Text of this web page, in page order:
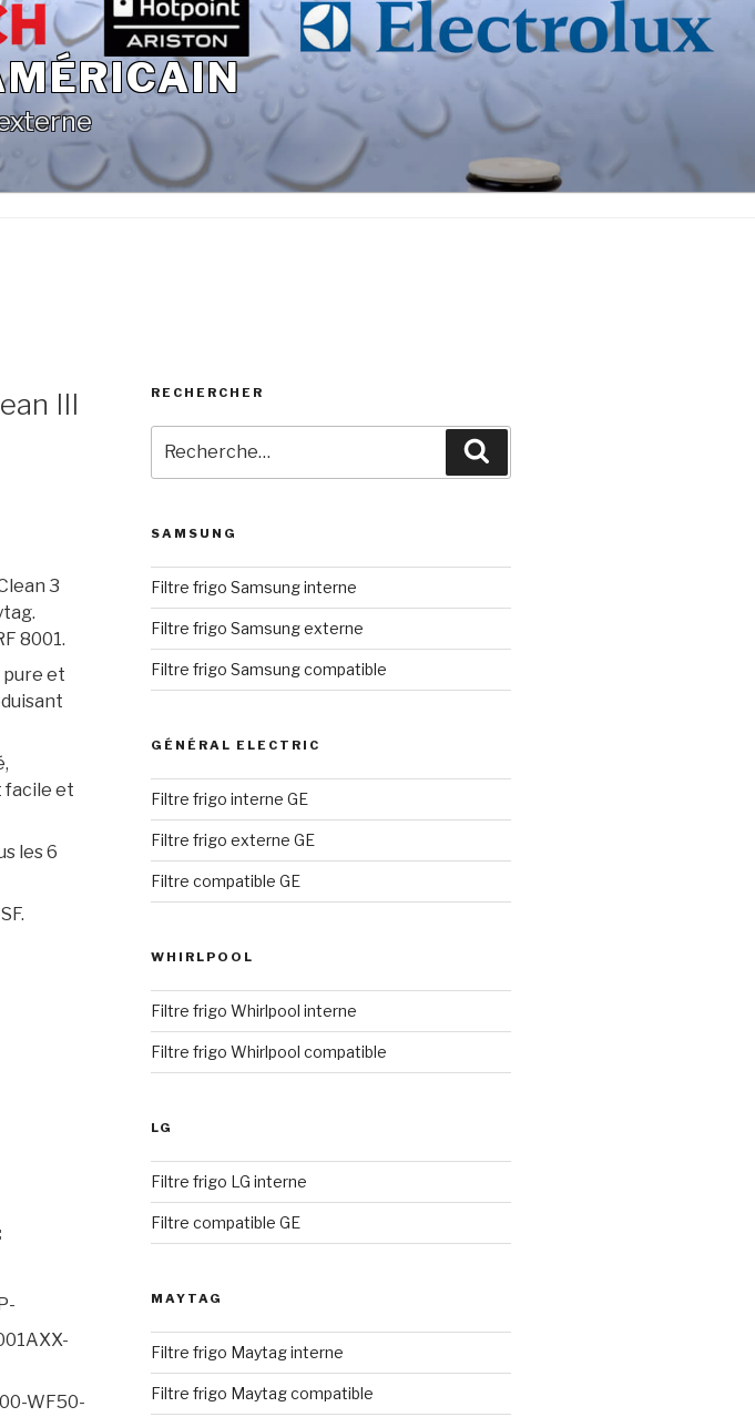
III
3
8001.
pure et
facile et
les 6
WF50-
RECHERCHER
pour
:
SAMSUNG
Filtre frigo Samsung interne
Filtre frigo Samsung externe
Filtre frigo Samsung compatible
GÉNÉRAL ELECTRIC
Filtre frigo interne GE
Filtre frigo externe GE
Filtre compatible GE
WHIRLPOOL
Filtre frigo Whirlpool interne
Filtre frigo Whirlpool compatible
LG
Filtre frigo LG interne
Filtre compatible GE
MAYTAG
Filtre frigo Maytag interne
Filtre frigo Maytag compatible